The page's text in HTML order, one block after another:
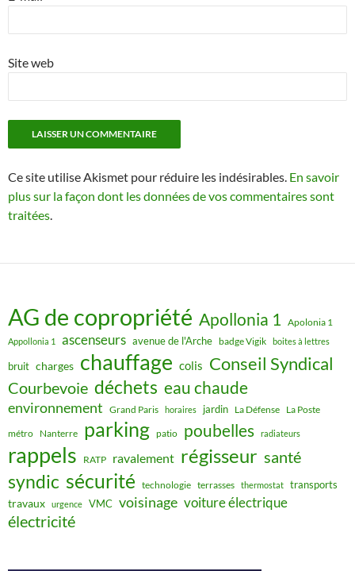
Site web
Ce site utilise Akismet pour réduire les indésirables. En savoir
plus sur la façon dont les données de vos commentaires sont
traitées.
AG de copropriété Apollonia 1 Apolonia 1
Appollonia 1 ascenseurs avenue de l'Arche badge Vigik boites à lettres
bruit charges chauffage colis Conseil Syndical
Courbevoie déchets eau chaude
environnement Grand Paris horaires jardin La Défense La Poste
métro Nanterre parking patio poubelles radiateurs
rappels RATP ravalement régisseur santé
syndic sécurité technologie terrasses thermostat transports
travaux urgence VMC voisinage voiture électrique
électricité